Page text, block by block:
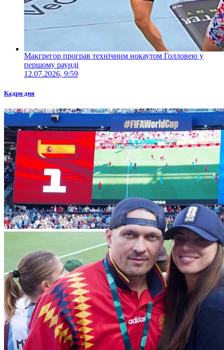
Макгрегор програв технічним нокаутом Голловею у
першому раунді
12.07.2026, 9:59
Кадри дня